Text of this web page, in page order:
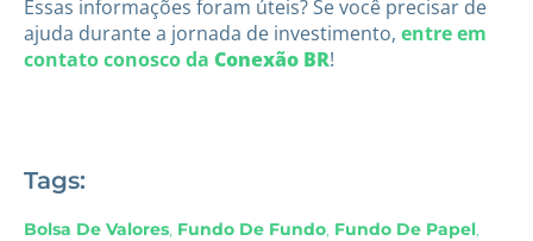
Essas informações foram úteis? Se você precisar de
ajuda durante a jornada de investimento, entre em
contato conosco da Conexão BR!
Tags:
Bolsa De Valores, Fundo De Fundo, Fundo De Papel,